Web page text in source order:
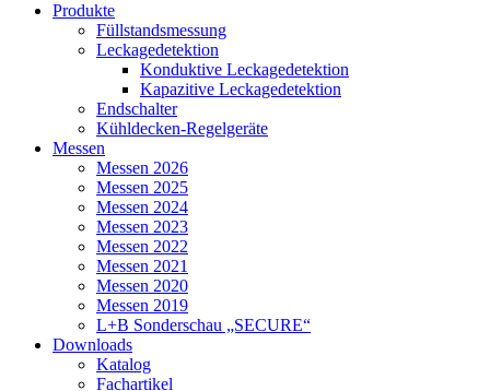
Produkte
Füllstandsmessung
Leckagedetektion
Konduktive Leckagedetektion
Kapazitive Leckagedetektion
Endschalter
Kühldecken-Regelgeräte
Messen
Messen 2026
Messen 2025
Messen 2024
Messen 2023
Messen 2022
Messen 2021
Messen 2020
Messen 2019
L+B Sonderschau „SECURE“
Downloads
Katalog
Fachartikel